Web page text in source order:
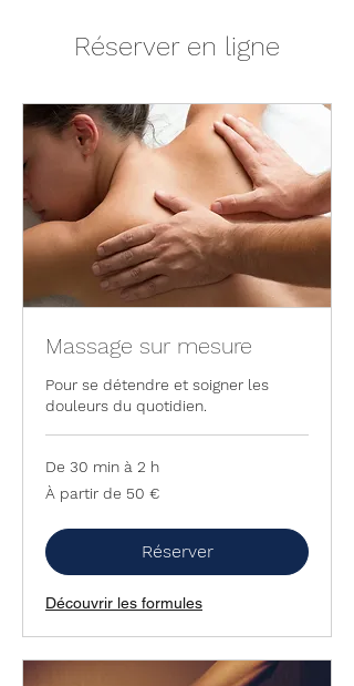
Réserver en ligne
Massage sur mesure
Pour se détendre et soigner les
douleurs du quotidien.
De 30 min à 2 h
À
partir
euros
À partir de 50 €
Réserver
Découvrir les formules